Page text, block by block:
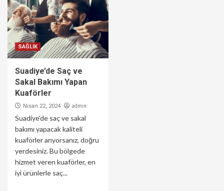
SAĞLIK
Suadiye’de Saç ve
Sakal Bakımı Yapan
Kuaförler
Nisan 22, 2024 admin
Suadiye'de saç ve sakal
bakımı yapacak kaliteli
kuaförler arıyorsanız, doğru
yerdesiniz. Bu bölgede
hizmet veren kuaförler, en
iyi ürünlerle saç...